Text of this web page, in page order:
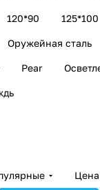
120*90 125*100
Оружейная сталь
Pear
Цена